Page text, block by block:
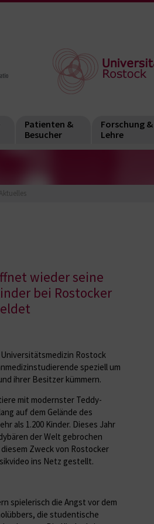
Patienten &
Besucher
Forschung &
Lehre
Aktuelles
wieder seine
bei Rostocker
Universitätsmedizin Rostock
speziell um
ihrer Besitzer kümmern.
mit modernster Teddy-
auf dem Gelände des
als 1.200 Kinder. Dieses Jahr
der Welt gebrochen
Zweck von Rostocker
ins Netz gestellt.
spielerisch die Angst vor dem
die studentische